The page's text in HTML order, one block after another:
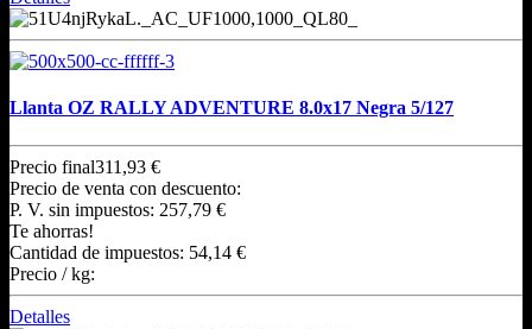
Llanta OZ RALLY ADVENTURE 8.0x17 Negra 5/127
Precio final311,93 €
Precio de venta con descuento:
P. V. sin impuestos: 257,79 €
Te ahorras!
Cantidad de impuestos: 54,14 €
Precio / kg:
Detalles